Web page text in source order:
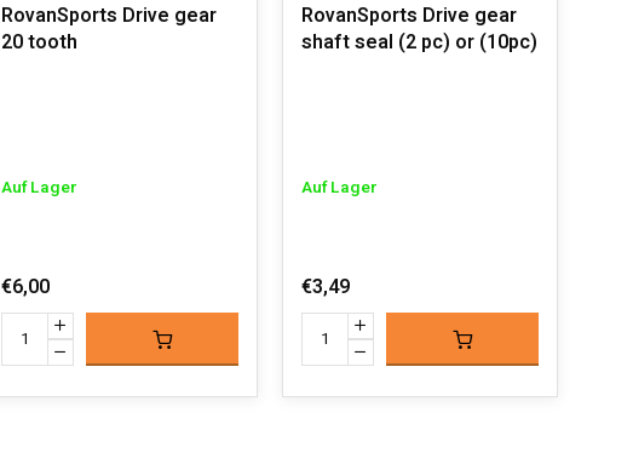
RovanSports Drive gear
20 tooth
Auf Lager
€6,00
RovanSports Drive gear
shaft seal (2 pc) or (10pc)
Auf Lager
€3,49